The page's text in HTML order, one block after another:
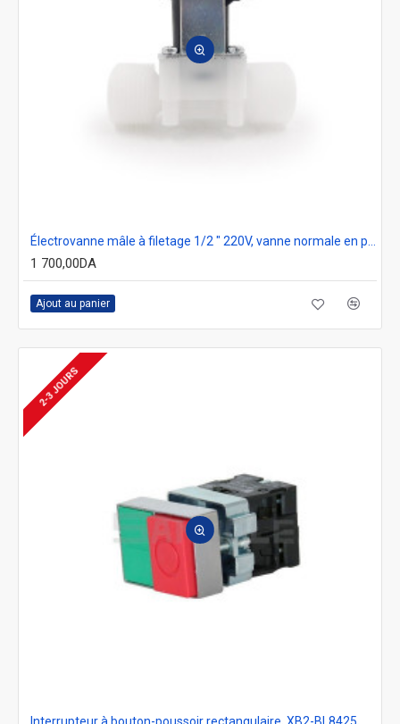
1 700,00DA
Ajout au panier
2-3 JOURS